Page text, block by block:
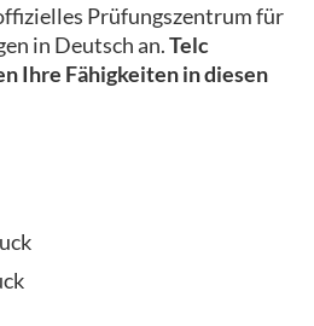
Prüfungszentrum für
in Deutsch an.Telc
Ihre Fähigkeiten in diesen